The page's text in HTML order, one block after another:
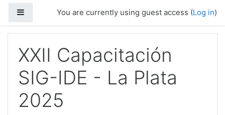
Side panelYou are currently using guest access (Log in)
XXII Capacitación
SIG-IDE - La Plata
2025